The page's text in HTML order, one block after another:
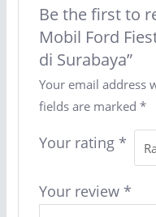
Be the first to
Mobil Ford
di Surabaya”
Your email address
fields are marked *
Your rating *
Your review *